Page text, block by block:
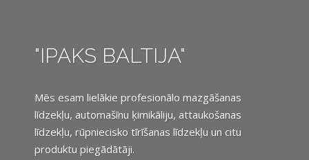
"IPAKS BALTIJA"
Mēs esam lielākie profesionālo mazgāšanas
līdzekļu, automašīnu ķimikāliju, attaukošanas
līdzekļu, rūpniecisko tīrīšanas līdzekļu un citu
produktu piegādātāji.